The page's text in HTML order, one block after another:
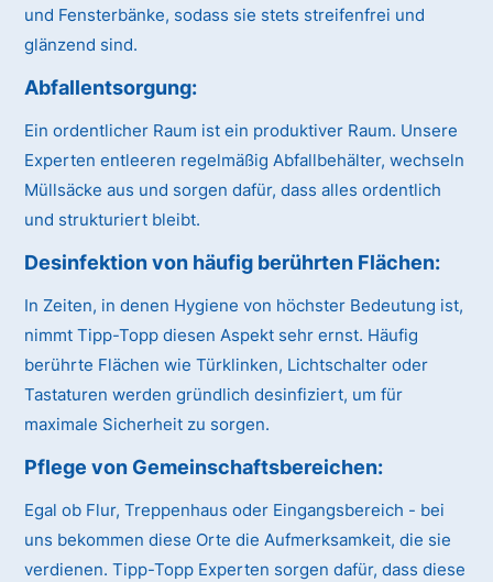
und Fensterbänke, sodass sie stets streifenfrei und
glänzend sind.
Abfallentsorgung:
Ein ordentlicher Raum ist ein produktiver Raum. Unsere
Experten entleeren regelmäßig Abfallbehälter, wechseln
Müllsäcke aus und sorgen dafür, dass alles ordentlich
und strukturiert bleibt.
Desinfektion von häufig berührten Flächen:
In Zeiten, in denen Hygiene von höchster Bedeutung ist,
nimmt Tipp-Topp diesen Aspekt sehr ernst. Häufig
berührte Flächen wie Türklinken, Lichtschalter oder
Tastaturen werden gründlich desinfiziert, um für
maximale Sicherheit zu sorgen.
Pflege von Gemeinschaftsbereichen:
Egal ob Flur, Treppenhaus oder Eingangsbereich - bei
uns bekommen diese Orte die Aufmerksamkeit, die sie
verdienen. Tipp-Topp Experten sorgen dafür, dass diese